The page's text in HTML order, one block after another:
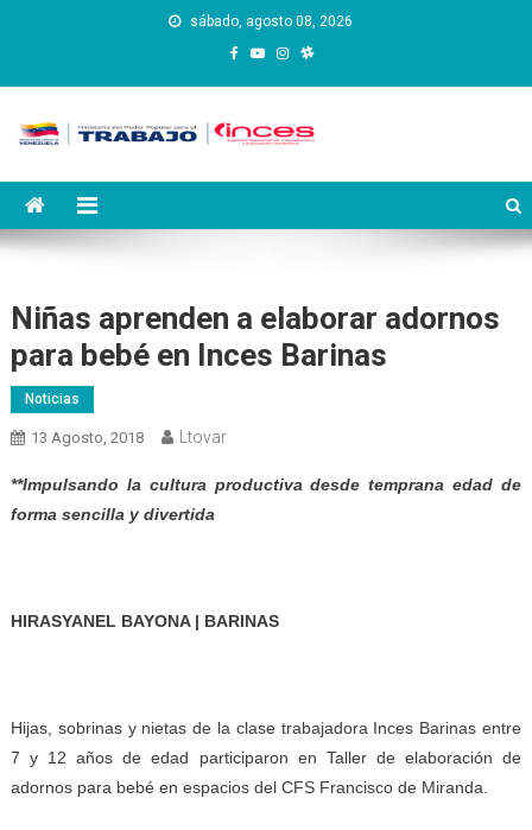
sábado, agosto 08, 2026
Instituto Nacional de
Capacitación y Educación
Niñas aprenden a elaborar adornos
para bebé en Inces Barinas
Noticias
13 Agosto, 2018 Ltovar
**Impulsando la cultura productiva desde temprana edad de
forma sencilla y divertida
HIRASYANEL BAYONA | BARINAS
Hijas, sobrinas y nietas de la clase trabajadora Inces Barinas entre
7 y 12 años de edad participaron en Taller de elaboración de
adornos para bebé en espacios del CFS Francisco de Miranda.